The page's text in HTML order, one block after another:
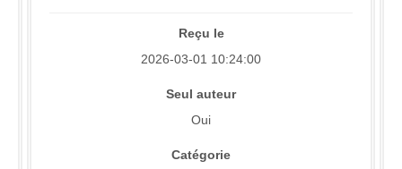
Reçu le
2026-03-01 10:24:00
Seul auteur
Oui
Catégorie